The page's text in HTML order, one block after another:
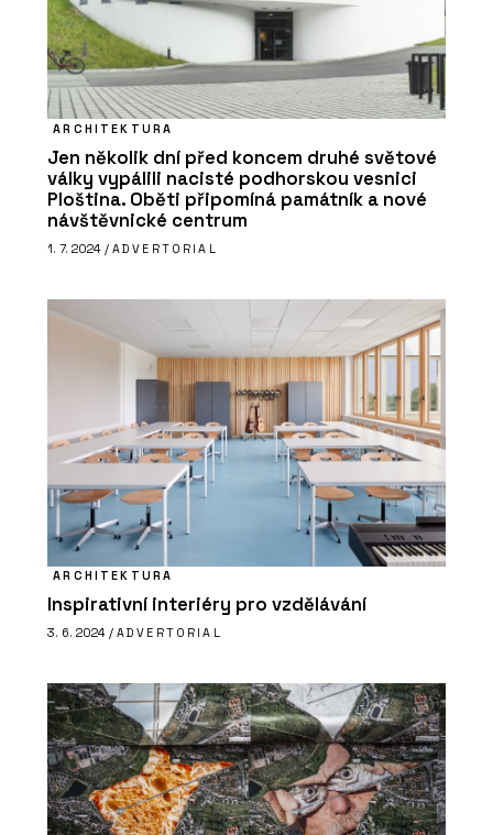
PRODUKTY
Koš Tubo - Urbania
ČLÁNKY
“Levná řešení jsou ta nejdražší,” říká
Petr Starý z firmy Urbania. Navrhují
lavičky a koše, které dlouho vydrží
Cyklostojan IKS - Urbania
ARCHITEKTURA
Jen několik dní před koncem druhé světové
války vypálili nacisté podhorskou vesnici
Ploština. Oběti připomíná památník a nové
návštěvnické centrum
1. 7. 2024 / ADVERTORIAL
ARCHITEKTURA
Inspirativní interiéry pro vzdělávání
3. 6. 2024 / ADVERTORIAL